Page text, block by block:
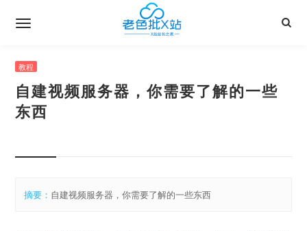
教程
自建视频服务器，你需要了解的一些
东西
摘要： 自建视频服务器，你需要了解的一些东西